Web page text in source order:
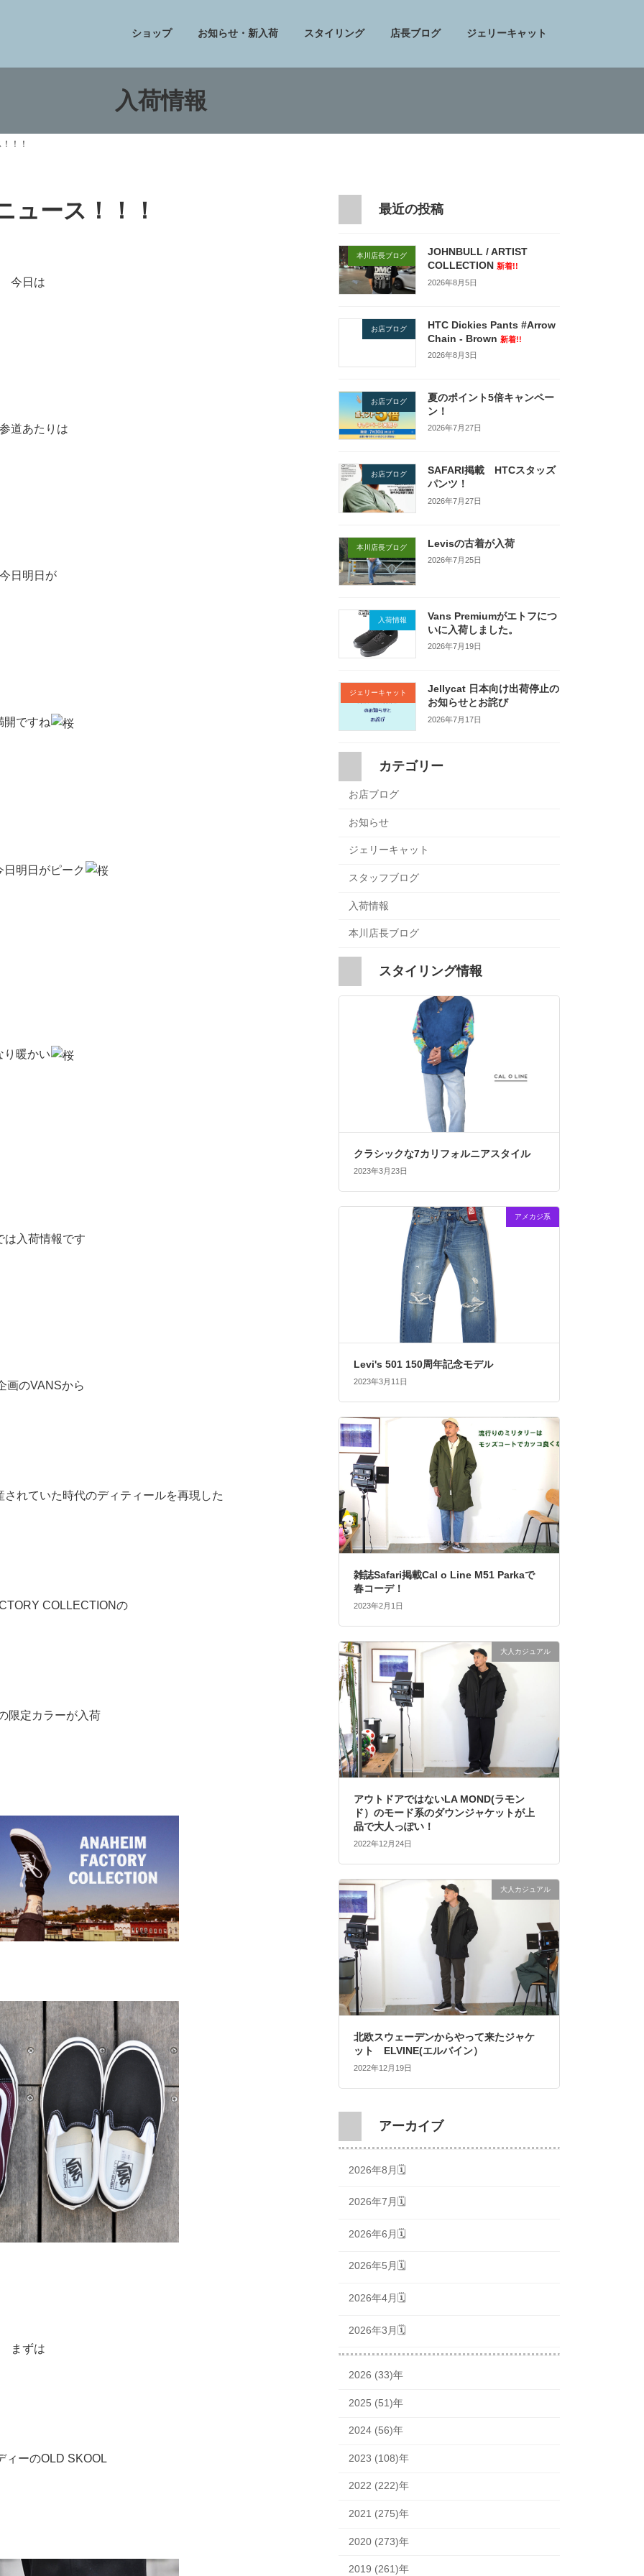
ショップ お知らせ・新入荷 スタイリング 店長ブログ ジェリーキャット
入荷情報
！！
ュース！！！
今日は
道あたりは
日明日が
開ですね
日明日がピーク
り暖かい
は入荷情報です
画のVANSから
れていた時代のディティールを再現した
COLLECTIONの
限定カラーが入荷
まずは
ィーのOLD SKOOL
最近の投稿
本川店長ブログ
JOHNBULL / ARTIST
COLLECTION 新着!!
2026年8月5日
お店ブログ
HTC Dickies Pants #Arrow
Chain - Brown 新着!!
2026年8月3日
お店ブログ
夏のポイント5倍キャンペー
ン！
2026年7月27日
お店ブログ
SAFARI掲載 HTCスタッズ
パンツ！
2026年7月27日
本川店長ブログ Levisの古着が入荷
2026年7月25日
入荷情報
Vans Premiumがエトフにつ
いに入荷しました。
2026年7月19日
ジェリーキャット
Jellycat 日本向け出荷停止の
お知らせとお詫び
2026年7月17日
カテゴリー
お店ブログ
お知らせ
ジェリーキャット
スタッフブログ
入荷情報
本川店長ブログ
スタイリング情報
クラシックな7カリフォルニアスタイル
2023年3月23日
アメカジ系
Levi's 501 150周年記念モデル
2023年3月11日
雑誌Safari掲載Cal o Line M51 Parkaで
春コーデ！
2023年2月1日
大人カジュアル
アウトドアではないLA MOND(ラモン
ド）のモード系のダウンジャケットが上
品で大人っぽい！
2022年12月24日
大人カジュアル
北欧スウェーデンからやって来たジャケ
ット ELVINE(エルバイン）
2022年12月19日
アーカイブ
2026年8月🗓
2026年7月🗓
2026年6月🗓
2026年5月🗓
2026年4月🗓
2026年3月🗓
2026 (33)年
2025 (51)年
2024 (56)年
2023 (108)年
2022 (222)年
2021 (275)年
2020 (273)年
2019 (261)年